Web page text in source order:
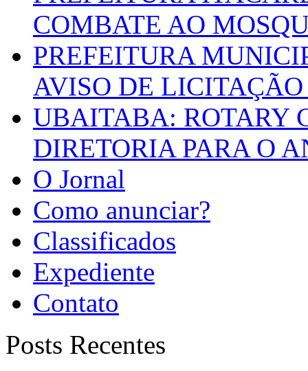
COMBATE AO
PREFEITURA
AVISO DE LICITAÇÃO
UBAITABA: ROTARY
DIRETORIA PARA O
O Jornal
Como anunciar?
Classificados
Expediente
Contato
Posts Recentes